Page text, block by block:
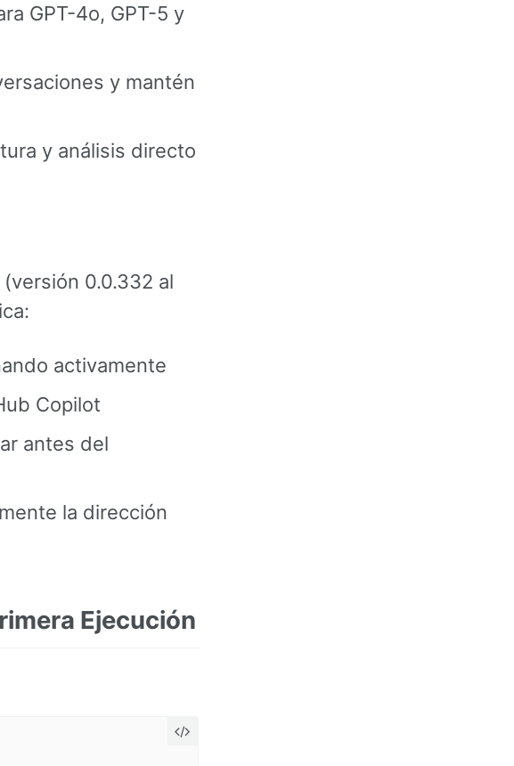
GPT-4o, GPT-5 y
y mantén
y análisis directo
(versión 0.0.332 al
activamente
Copilot
antes del
la dirección
Ejecución